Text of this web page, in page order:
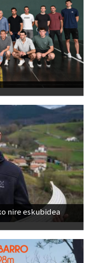
nire eskubidea